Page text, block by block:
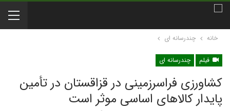
خانه چندرسانه ای
فیلم چندرسانه ای
کشاورزی فراسرزمینی در قزاقستان در تأمین
پایدار کالاهای اساسی موثر است